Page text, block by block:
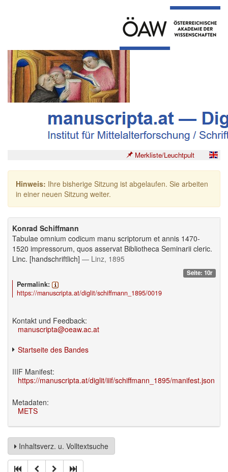
Merkliste/Leuchtpult
Hinweis: Ihre bisherige Sitzung ist abgelaufen. Sie arbeiten
in einer neuen Sitzung weiter.
Konrad Schiffmann
Tabulae omnium codicum manu scriptorum et annis 1470-
1520 impressorum, quos asservat Bibliotheca Seminarii cleric.
Linc. [handschriftlich] — Linz, 1895
Seite: 10r
Permalink:
https://manuscripta.at/diglit/schiffmann_1895/0019
Kontakt und Feedback:
manuscripta@oeaw.ac.at
Startseite des Bandes
IIIF Manifest:
https://manuscripta.at/diglit/iiif/schiffmann_1895/manifest.json
Metadaten:
METS
Inhaltsverz. u. Volltextsuche